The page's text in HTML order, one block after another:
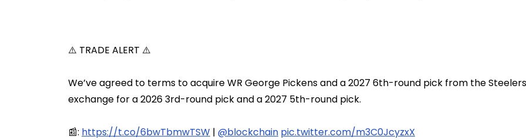
⚠️ TRADE ALERT ⚠️
We’ve agreed to terms to acquire WR George Pickens and a 2027 6th-round pick from the
exchange for a 2026 3rd-round pick and a 2027 5th-round pick.
📰: https://t.co/6bwTbmwTSW | @blockchain pic.twitter.com/m3C0JcyzxX